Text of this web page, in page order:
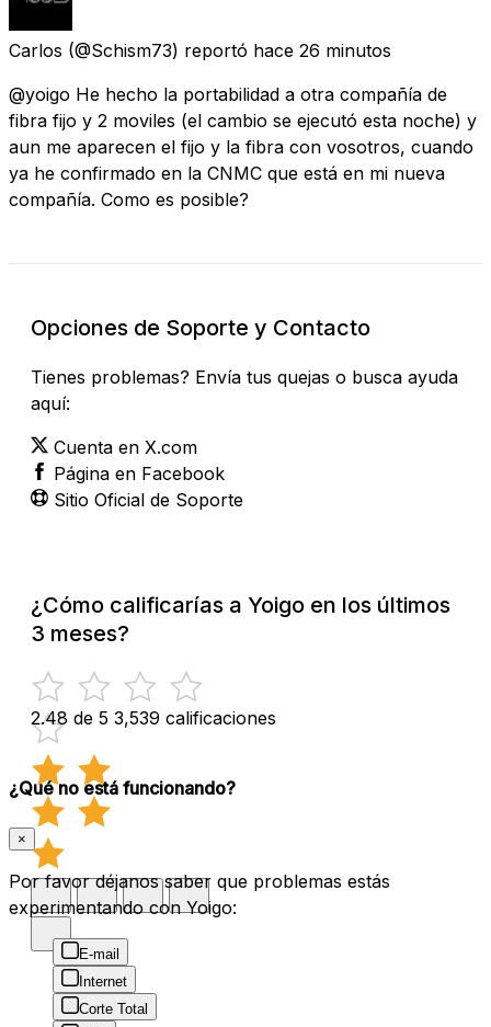
Carlos (@Schism73) reportó hace 26 minutos
@yoigo He hecho la portabilidad a otra compañía de
fibra fijo y 2 moviles (el cambio se ejecutó esta noche) y
aun me aparecen el fijo y la fibra con vosotros, cuando
ya he confirmado en la CNMC que está en mi nueva
compañía. Como es posible?
Opciones de Soporte y Contacto
Tienes problemas? Envía tus quejas o busca ayuda
aquí:
Cuenta en X.com
Página en Facebook
Sitio Oficial de Soporte
¿Cómo calificarías a Yoigo en los últimos
3 meses?
2.48 de 5 3,539 calificaciones
¿Qué no está funcionando?
×
Por favor déjanos saber que problemas estás
experimentando con Yoigo:
E-mail
Internet
Corte Total